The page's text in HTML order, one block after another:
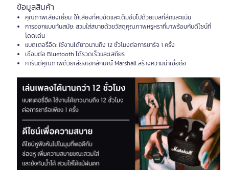
ข้อมูลสินค้า
คุณภาพเสียงเยี่ยม: ให้เสียงที่คมชัดและเต็มอิ่มไปด้วยเบสที่ลึกและแน่น
การออกแบบทันสมัย: สวมใส่สบายด้วยวัสดุคุณภาพหรูหราที่มาพร้อมกับดีไซน์ที่
โดดเด่น
แบตเตอรี่อึด: ใช้งานได้ยาวนานถึง 12 ชั่วโมงต่อการชาร์จ 1 ครั้ง
เชื่อมต่อ Bluetooth ได้รวดเร็วและเสถียร
การันตีคุณภาพด้วยเสียงเอกลักษณ์ Marshall สร้างความน่าเชื่อถือ